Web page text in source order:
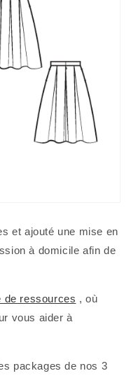
à domicile afin de
de ressources , où
vous aider à
packages de nos 3